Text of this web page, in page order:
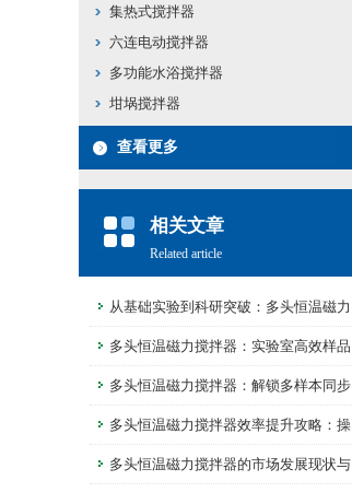
集热式搅拌器
六连电动搅拌器
多功能水浴搅拌器
坩埚搅拌器
查看更多
相关文章
Related article
从基础实验到科研突破：多头恒温磁力
搅拌器的关键助力
多头恒温磁力搅拌器：实验室高效样品
处理的全能设备
多头恒温磁力搅拌器：解锁多样本同步
控温搅拌的高效密码
多头恒温磁力搅拌器效率提升攻略：操
作技巧大揭秘
多头恒温磁力搅拌器的市场发展现状与